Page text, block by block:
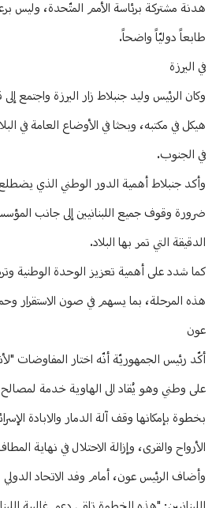
هدنة مشتركة برئاسة الأمم المتّحدة، وليس
طابعاً دوليّاً واضحاً.
في اليرزة
وكان الرئيس وليد جنبلاط زار اليرزة واجتمع
هيكل في مكتبه، وبحثا في الأوضاع العامة في
في الجنوب.
وأكد جنبلاط أهمية الدور الوطني الذي
ضرورة وقوف جميع اللبنانيين إلى جانب
الدقيقة التي تمر بها البلاد.
كما شدد على أهمية تعزيز الوحدة الوطنية
هذه المرحلة، بما يسهم في صون الاستقرار
عون
أكّد رئيس الجمهوريّة أنّه اختار المفاوضات
على وطني وهو يُقاد الى الهاوية خدمة
بخطوة بإمكانها وقف آلة الدمار والابادة
الأرواح والقرى، وإزالة الاحتلال في نهاية
وأضاف الرئيس عون، أمام وفد الاتحاد